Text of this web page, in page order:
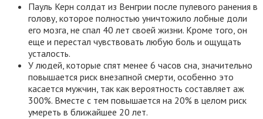
Пауль Керн солдат из Венгрии после пулевого ранения в
голову, которое полностью уничтожило лобные доли
его мозга, не спал 40 лет своей жизни. Кроме того, он
еще и перестал чувствовать любую боль и ощущать
усталость.
У людей, которые спят менее 6 часов сна, значительно
повышается риск внезапной смерти, особенно это
касается мужчин, так как вероятность составляет аж
300%. Вместе с тем повышается на 20% в целом риск
умереть в ближайшее 20 лет.